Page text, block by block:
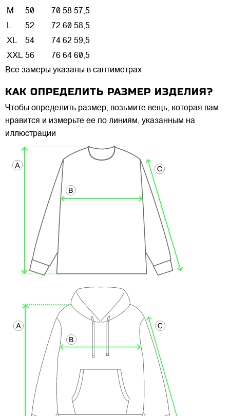
M 50 70 58 57,5
L
52 72 60 58,5
XL
54 74 62 59,5
XXL 56 76 64 60,5
Все замеры указаны в сантиметрах
КАК ОПРЕДЕЛИТЬ РАЗМЕР ИЗДЕЛИЯ?
Чтобы определить размер, возьмите вещь, которая вам
нравится и измерьте ее по линиям, указанным на
иллюстрации